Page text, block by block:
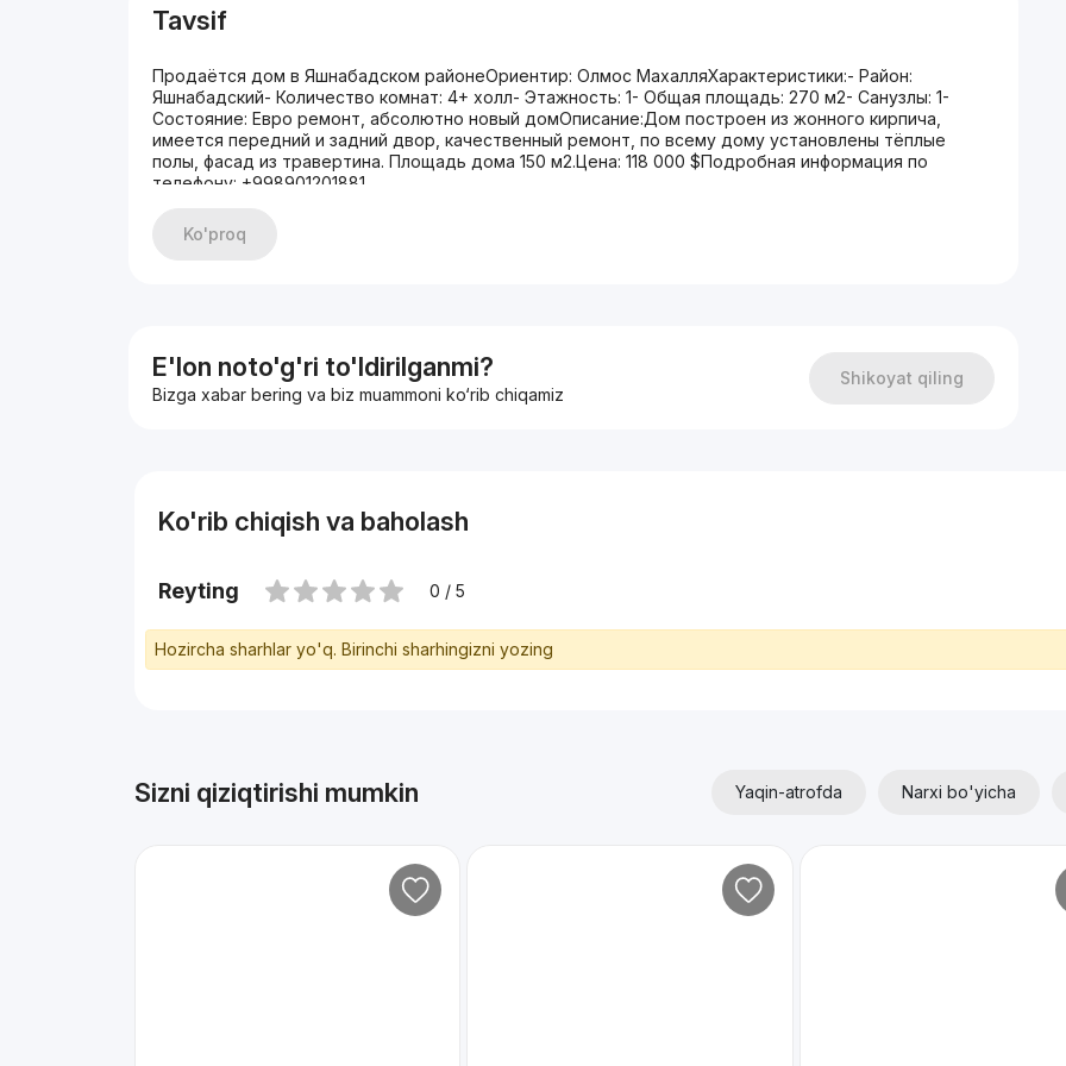
Tavsif
Продаётся дом в Яшнабадском районеОриентир: Олмос МахалляХарактеристики:- Район:
Яшнабадский- Количество комнат: 4+ холл- Этажность: 1- Общая площадь: 270 м2- Санузлы: 1-
Состояние: Евро ремонт, абсолютно новый домОписание:Дом построен из жонного кирпича,
имеется передний и задний двор, качественный ремонт, по всему дому установлены тёплые
полы, фасад из травертина. Площадь дома 150 м2.Цена: 118 000 $Подробная информация по
телефону: +998901201881
Ko'proq
E'lon noto'g'ri to'ldirilganmi?
Bizga xabar bering va biz muammoni ko‘rib chiqamiz
Shikoyat qiling
Ko'rib chiqish va baholash
Reyting 0 / 5
Hozircha sharhlar yo'q. Birinchi sharhingizni yozing
Sizni qiziqtirishi mumkin Yaqin-atrofda Narxi bo'yicha